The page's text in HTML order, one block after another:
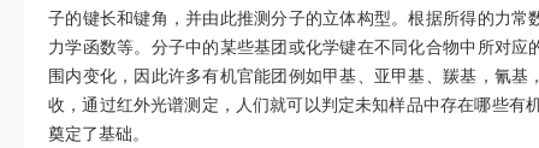
子的键长和键角，并由此推测分子的立体构型。根据所得的力
力学函数等。分子中的某些基团或化学键在不同化合物中所对
围内变化，因此许多有机官能团例如甲基、亚甲基、羰基，氰
收，通过红外光谱测定，人们就可以判定未知样品中存在哪些有
奠定了基础。